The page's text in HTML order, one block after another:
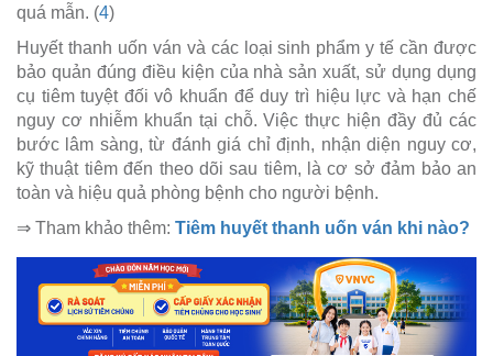
quá mẫn. (4)
Huyết thanh uốn ván và các loại sinh phẩm y tế cần được
bảo quản đúng điều kiện của nhà sản xuất, sử dụng dụng
cụ tiêm tuyệt đối vô khuẩn để duy trì hiệu lực và hạn chế
nguy cơ nhiễm khuẩn tại chỗ. Việc thực hiện đầy đủ các
bước lâm sàng, từ đánh giá chỉ định, nhận diện nguy cơ,
kỹ thuật tiêm đến theo dõi sau tiêm, là cơ sở đảm bảo an
toàn và hiệu quả phòng bệnh cho người bệnh.
⇒ Tham khảo thêm: Tiêm huyết thanh uốn ván khi nào?